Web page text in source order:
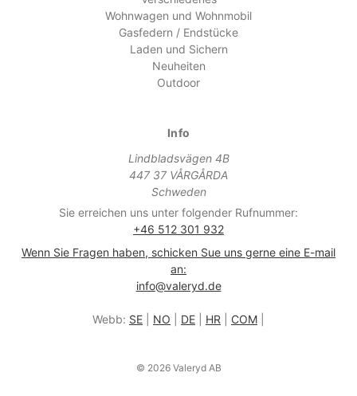
Wohnwagen und Wohnmobil
Gasfedern / Endstücke
Laden und Sichern
Neuheiten
Outdoor
Info
Lindbladsvägen 4B
447 37 VÅRGÅRDA
Schweden
Sie erreichen uns unter folgender Rufnummer:
+46 512 301 932
Wenn Sie Fragen haben, schicken Sue uns gerne eine E-mail
an:
info@valeryd.de
Webb: SE NO DE HR COM
© 2026 Valeryd AB